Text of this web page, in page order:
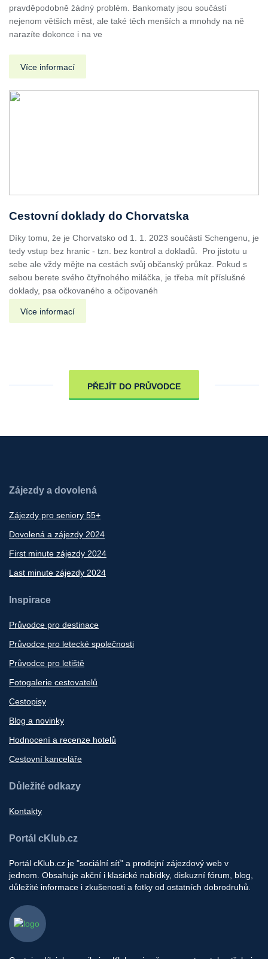
pravděpodobně žádný problém. Bankomaty jsou součástí
nejenom větších měst, ale také těch menších a mnohdy na ně
narazíte dokonce i na ve
Více informací
Cestovní doklady do Chorvatska
Díky tomu, že je Chorvatsko od 1. 1. 2023 součástí Schengenu, je
tedy vstup bez hranic - tzn. bez kontrol a dokladů. Pro jistotu u
sebe ale vždy mějte na cestách svůj občanský průkaz. Pokud s
sebou berete svého čtyřnohého miláčka, je třeba mít příslušné
doklady, psa očkovaného a očipovanéh
Více informací
PŘEJÍT DO PRŮVODCE
Zájezdy a dovolená
Zájezdy pro seniory 55+
Dovolená a zájezdy 2024
First minute zájezdy 2024
Last minute zájezdy 2024
Inspirace
Průvodce pro destinace
Průvodce pro letecké společnosti
Průvodce pro letiště
Fotogalerie cestovatelů
Cestopisy
Blog a novinky
Hodnocení a recenze hotelů
Cestovní kanceláře
Důležité odkazy
Kontakty
Portál cKlub.cz
Portál cKlub.cz je "sociální síť" a prodejní zájezdový web v
jednom. Obsahuje akční i klasické nabídky, diskuzní fórum, blog,
důležité informace i zkušenosti a fotky od ostatních dobrodruhů.